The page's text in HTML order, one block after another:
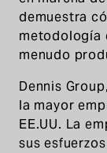
demuestra
metodología
menudo
Dennis
la mayor
EE.UU. La
sus